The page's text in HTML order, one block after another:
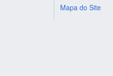
Mapa do Site